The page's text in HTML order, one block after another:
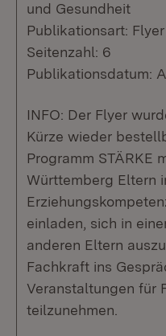
und Gesundheit
Publikationsart: Flyer
Seitenzahl: 6
Publikationsdatum:
INFO: Der Flyer
Kürze wieder
Programm STÄRKE
Württemberg Eltern
einladen, sich in
anderen Eltern
Fachkraft ins
Veranstaltungen für
teilzunehmen.